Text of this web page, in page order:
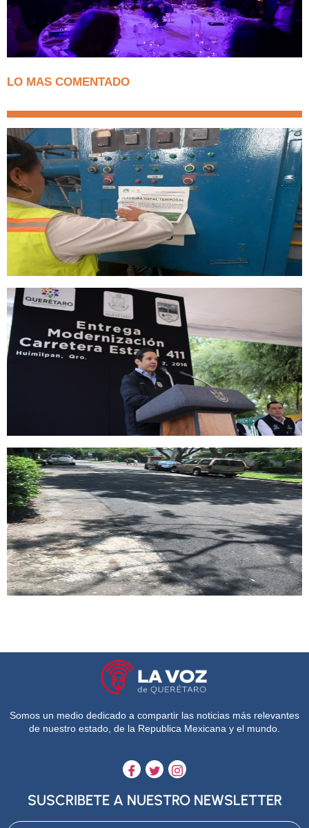
LO MAS COMENTADO
Somos un medio dedicado a compartir las noticias más relevantes
de nuestro estado, de la Republica Mexicana y el mundo.
SUSCRIBETE A NUESTRO NEWSLETTER